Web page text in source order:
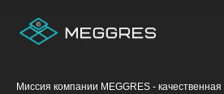
Миссия компании MEGGRES - качественная